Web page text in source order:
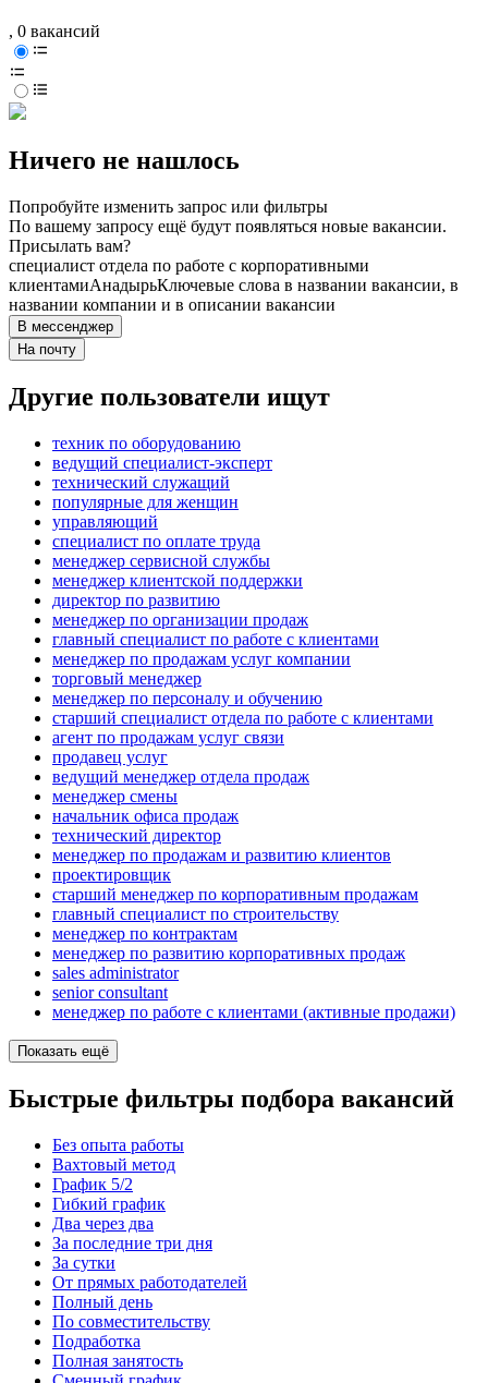
, 0 вакансий
Ничего не нашлось
Попробуйте изменить запрос или фильтры
По вашему запросу ещё будут появляться новые вакансии.
Присылать вам?
специалист отдела по работе с корпоративными
клиентамиАнадырьКлючевые слова в названии вакансии, в
названии компании и в описании вакансии
В мессенджер
На почту
Другие пользователи ищут
техник по оборудованию
ведущий специалист-эксперт
технический служащий
популярные для женщин
управляющий
специалист по оплате труда
менеджер сервисной службы
менеджер клиентской поддержки
директор по развитию
менеджер по организации продаж
главный специалист по работе с клиентами
менеджер по продажам услуг компании
торговый менеджер
менеджер по персоналу и обучению
старший специалист отдела по работе с клиентами
агент по продажам услуг связи
продавец услуг
ведущий менеджер отдела продаж
менеджер смены
начальник офиса продаж
технический директор
менеджер по продажам и развитию клиентов
проектировщик
старший менеджер по корпоративным продажам
главный специалист по строительству
менеджер по контрактам
менеджер по развитию корпоративных продаж
sales administrator
senior consultant
менеджер по работе с клиентами (активные продажи)
Показать ещё
Быстрые фильтры подбора вакансий
Без опыта работы
Вахтовый метод
График 5/2
Гибкий график
Два через два
За последние три дня
За сутки
От прямых работодателей
Полный день
По совместительству
Подработка
Полная занятость